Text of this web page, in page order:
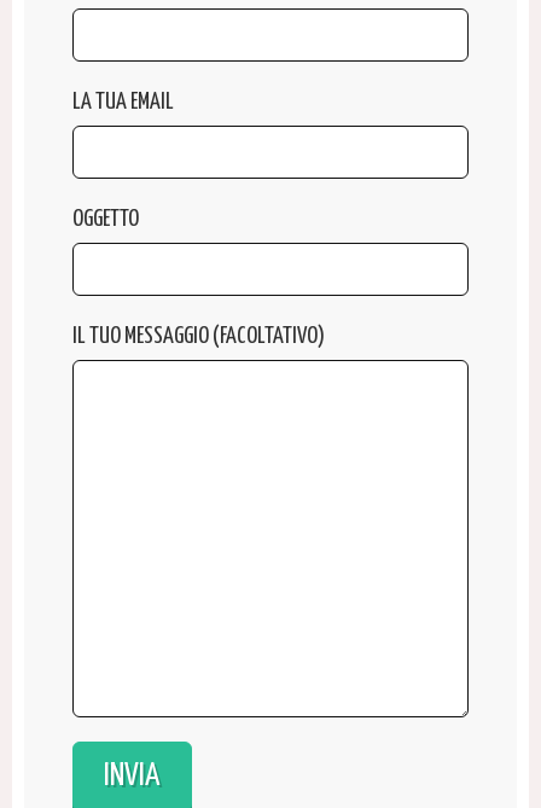
LA TUA EMAIL
OGGETTO
IL TUO MESSAGGIO (FACOLTATIVO)